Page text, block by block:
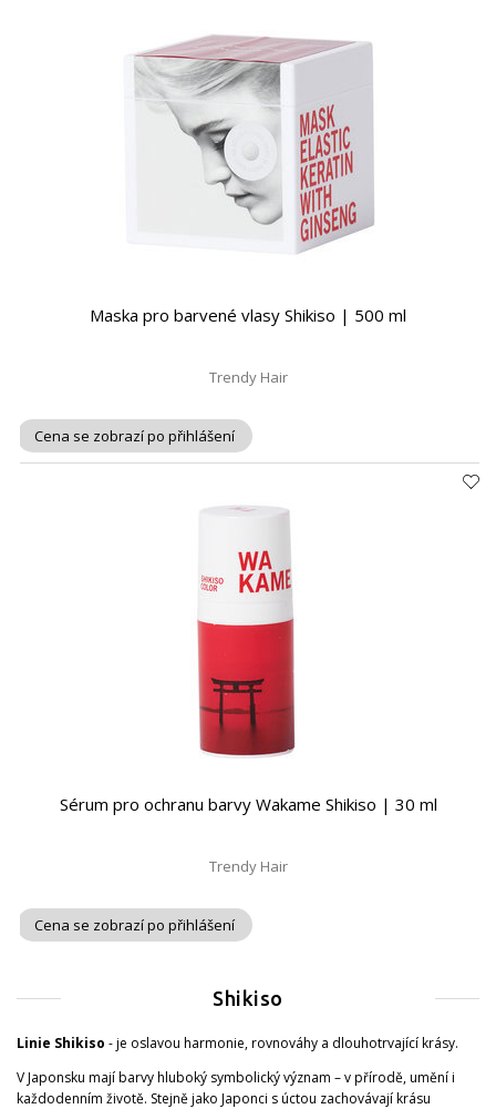
Maska pro barvené vlasy Shikiso | 500 ml
Trendy Hair
Cena se zobrazí po přihlášení
Sérum pro ochranu barvy Wakame Shikiso | 30 ml
Trendy Hair
Cena se zobrazí po přihlášení
Shikiso
Linie Shikiso - je oslavou harmonie, rovnováhy a dlouhotrvající krásy.
V Japonsku mají barvy hluboký symbolický význam – v přírodě, umění i
každodenním životě. Stejně jako Japonci s úctou zachovávají krásu